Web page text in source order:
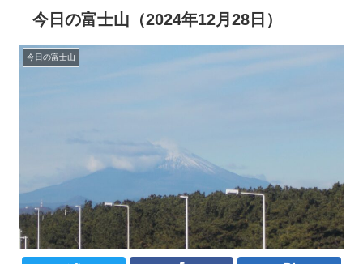
今日の富士山（2024年12月28日）
今日の富士山